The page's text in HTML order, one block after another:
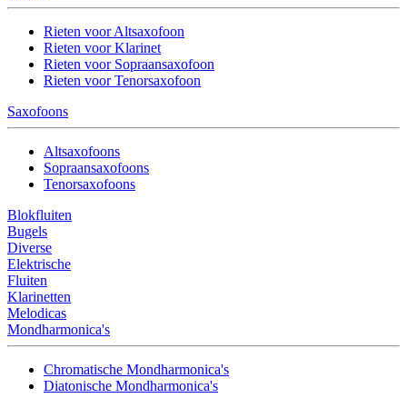
Rieten voor Altsaxofoon
Rieten voor Klarinet
Rieten voor Sopraansaxofoon
Rieten voor Tenorsaxofoon
Saxofoons
Altsaxofoons
Sopraansaxofoons
Tenorsaxofoons
Blokfluiten
Bugels
Diverse
Elektrische
Fluiten
Klarinetten
Melodicas
Mondharmonica's
Chromatische Mondharmonica's
Diatonische Mondharmonica's